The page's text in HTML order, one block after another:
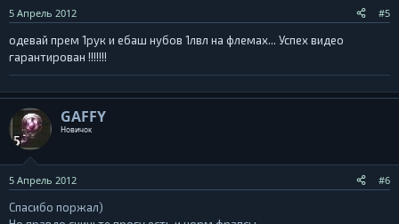
5 Апрель 2012 #5
одевай прем 1рук и ебаш нубов 1лвл на флемах... Успех видео
гарантирован !!!!!!!
GAFFY
Новичок
5 Апрель 2012 #6
Спасибо поржал)